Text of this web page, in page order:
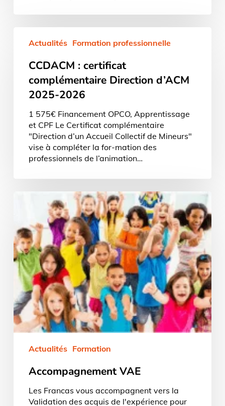
complémentaire
Direction
2025-
2026
Actualités Formation professionnelle
CCDACM : certificat
complémentaire Direction d’ACM
2025-2026
1 575€ Financement OPCO, Apprentissage
et CPF Le Certificat complémentaire
"Direction d’un Accueil Collectif de Mineurs"
vise à compléter la for-mation des
professionnels de l’animation…
Accompagnement
Actualités Formation
Accompagnement VAE
Les Francas vous accompagnent vers la
Validation des acquis de l'expérience pour